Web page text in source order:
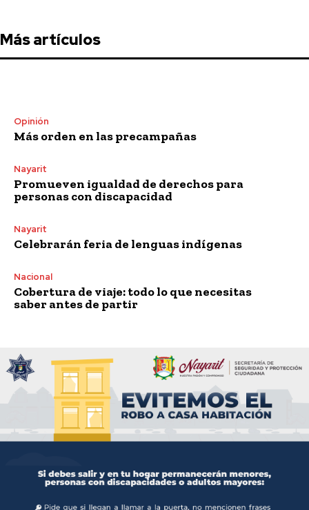
Más artículos
Opinión
Más orden en las precampañas
Nayarit
Promueven igualdad de derechos para
personas con discapacidad
Nayarit
Celebrarán feria de lenguas indígenas
Nacional
Cobertura de viaje: todo lo que necesitas
saber antes de partir